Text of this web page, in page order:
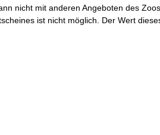
nicht mit anderen Angeboten des
ist nicht möglich. Der Wert